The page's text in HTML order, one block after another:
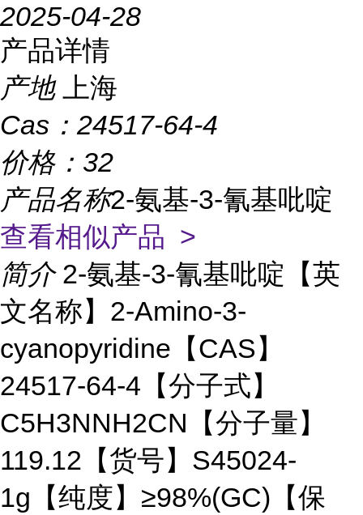
2025-04-28
产品详情
产地
上海
Cas： 24517-64-4
价格： 32
产品名称2-氨基-3-氰基吡啶
查看相似产品 >
简介 2-氨基-3-氰基吡啶【英
文名称】2-Amino-3-
cyanopyridine【CAS】
24517-64-4【分子式】
C5H3NNH2CN【分子量】
119.12【货号】S45024-
1g【纯度】≥98%(GC)【保